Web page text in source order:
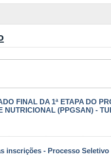
FINAL DA 1ª ETAPA DO
NUTRICIONAL (PPGSAN) -
inscrições - Processo